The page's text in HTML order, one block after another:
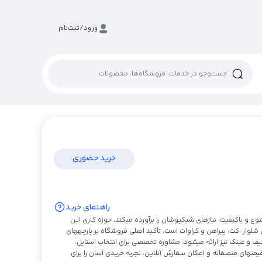
ورود/ثبت‌نام
خرید حضوری
راهنمای خرید
و باکیفیت، نیازهای شیکپوشان را برآورده میکند. حوزه کاری این
کت، پیراهن و کراوات است. تأکید اصلی فروشگاه بر پارچههای
و عینک نیز ارائه میشود. مشاوره تخصصی برای انتخاب استایل،
منصفانه و امکان سفارش آنلاین، تجربه خریدی آسان را برای